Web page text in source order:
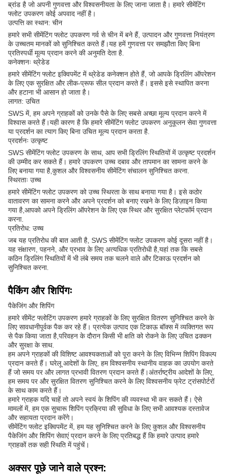
ब्रांड है जो अपनी गुणवत्ता और विश्वसनीयता के लिए जाना जाता है। हमारे सीमेंटिंग
फ्लोट उपकरण कोई अपवाद नहीं है।
उत्पत्ति का स्थान: चीन
हमारे सभी सीमेंटिंग फ्लोट उपकरण गर्व से चीन में बने हैं, उत्पादन और गुणवत्ता नियंत्रण
के उच्चतम मानकों को सुनिश्चित करते हैं।यह हमें गुणवत्ता पर समझौता किए बिना
प्रतिस्पर्धी मूल्य प्रदान करने की अनुमति देता है.
कनेक्शनः थ्रेडेड
हमारे सीमेंटिंग फ्लोट इक्विपमेंट में थ्रेडेड कनेक्शन होते हैं, जो आपके ड्रिलिंग ऑपरेशन
के लिए एक सुरक्षित और लीक-प्रूफ सील प्रदान करते हैं। इससे इसे स्थापित करना
और हटाना भी आसान हो जाता है।
लागत: उचित
SWS में, हम अपने ग्राहकों को उनके पैसे के लिए सबसे अच्छा मूल्य प्रदान करने में
विश्वास करते हैं।यही कारण है कि हमारे सीमेंटिंग फ्लोट उपकरण अनुकूलन सेवा गुणवत्ता
या प्रदर्शन का त्याग किए बिना उचित मूल्य प्रदान करता है.
प्रदर्शनः उत्कृष्ट
SWS सीमेंटिंग फ्लोट उपकरण के साथ, आप सभी ड्रिलिंग स्थितियों में उत्कृष्ट प्रदर्शन
की उम्मीद कर सकते हैं। हमारे उपकरण उच्च दबाव और तापमान का सामना करने के
लिए बनाया गया है,कुशल और विश्वसनीय सीमेंटिंग संचालन सुनिश्चित करना.
स्थिरताः उच्च
हमारे सीमेंटिंग फ्लोट उपकरण को उच्च स्थिरता के साथ बनाया गया है। इसे कठोर
वातावरण का सामना करने और अपने प्रदर्शन को बनाए रखने के लिए डिज़ाइन किया
गया है,आपको अपने ड्रिलिंग ऑपरेशन के लिए एक स्थिर और सुरक्षित प्लेटफॉर्म प्रदान
करना.
प्रतिरोध: उच्च
जब यह प्रतिरोध की बात आती है, SWS सीमेंटिंग फ्लोट उपकरण कोई दूसरा नहीं है।
यह संक्षारण, पहनने, और प्रभाव के लिए अत्यधिक प्रतिरोधी है,यहां तक कि सबसे
कठिन ड्रिलिंग स्थितियों में भी लंबे समय तक चलने वाले और टिकाऊ प्रदर्शन को
सुनिश्चित करना.
पैकिंग और शिपिंगः
पैकेजिंग और शिपिंग
हमारे सीमेंट फ्लोटिंग उपकरण हमारे ग्राहकों के लिए सुरक्षित वितरण सुनिश्चित करने के
लिए सावधानीपूर्वक पैक कर रहे हैं। प्रत्येक उत्पाद एक टिकाऊ बॉक्स में व्यक्तिगत रूप
से पैक किया जाता है,परिवहन के दौरान किसी भी क्षति को रोकने के लिए उचित ढक्कन
और सुरक्षा के साथ.
हम अपने ग्राहकों की विशिष्ट आवश्यकताओं को पूरा करने के लिए विभिन्न शिपिंग विकल्प
प्रदान करते हैं। घरेलू आदेशों के लिए, हम विश्वसनीय स्थानीय वाहक का उपयोग करते
हैं जो समय पर और लागत प्रभावी वितरण प्रदान करते हैं।अंतर्राष्ट्रीय आदेशों के लिए,
हम समय पर और सुरक्षित वितरण सुनिश्चित करने के लिए विश्वसनीय फ्रेट ट्रांसपोर्टरों
के साथ काम करते हैं।
हमारे ग्राहक यदि चाहें तो अपने स्वयं के शिपिंग की व्यवस्था भी कर सकते हैं। ऐसे
मामलों में, हम एक सुचारू शिपिंग प्रक्रिया की सुविधा के लिए सभी आवश्यक दस्तावेज
और सहायता प्रदान करेंगे।
सीमेंटिंग फ्लोट इक्विपमेंट में, हम यह सुनिश्चित करने के लिए कुशल और विश्वसनीय
पैकेजिंग और शिपिंग सेवाएं प्रदान करने के लिए प्रतिबद्ध हैं कि हमारे उत्पाद हमारे
ग्राहकों तक सही स्थिति में पहुंचें।
अक्सर पूछे जाने वाले प्रश्न: